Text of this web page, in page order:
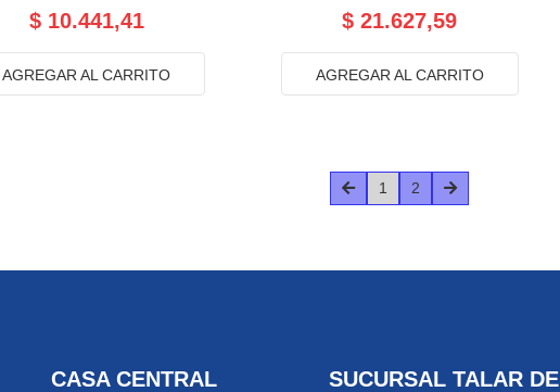
$ 10.441,41
AGREGAR AL CARRITO
$ 21.627,59
AGREGAR AL CARRITO
1 2
CASA CENTRAL
SUCURSAL TALAR DE